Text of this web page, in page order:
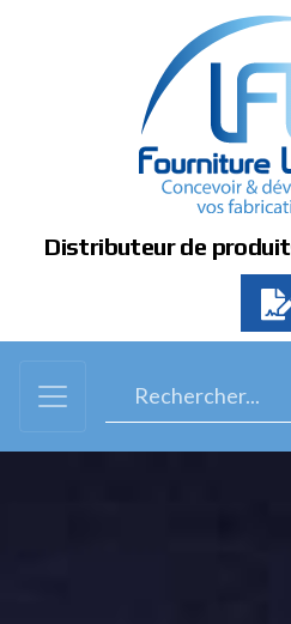
Distributeur de
Panneau de gestion des